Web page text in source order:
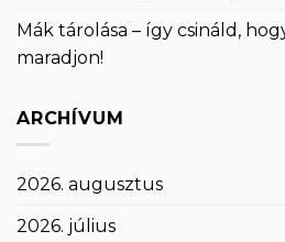
Mák tárolása – így csináld,
maradjon!
ARCHÍVUM
2026. augusztus
2026. július